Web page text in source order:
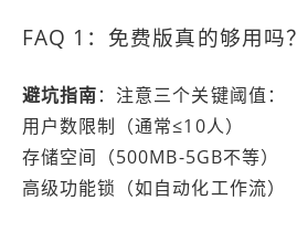
FAQ 1：免费版真的够用吗？
避坑指南：注意三个关键阈值：
用户数限制（通常≤10人）
存储空间（500MB-5GB不等）
高级功能锁（如自动化工作流）